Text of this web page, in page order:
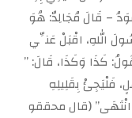
– قَالَ مُجَالِدٌ: هُوَ
اللهِ، اقْبَلْ عَنِّي
كَذَا وَكَذَا، قَالَ: ”
فَلْيَجِئْ بِقَلِيلِهِ
انْتَهَى” (قال محققو